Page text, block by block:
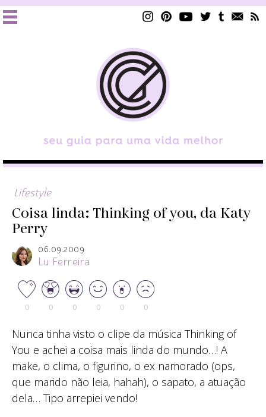
Lifestyle
Coisa linda: Thinking of you, da Katy
Perry
06.09.2009
Lu Ferreira
0 0 0 0 0 0
Nunca tinha visto o clipe da música Thinking of
You e achei a coisa mais linda do mundo…! A
make, o clima, o figurino, o ex namorado (ops,
que marido não leia, hahah), o sapato, a atuação
dela… Tipo arrepiei vendo!